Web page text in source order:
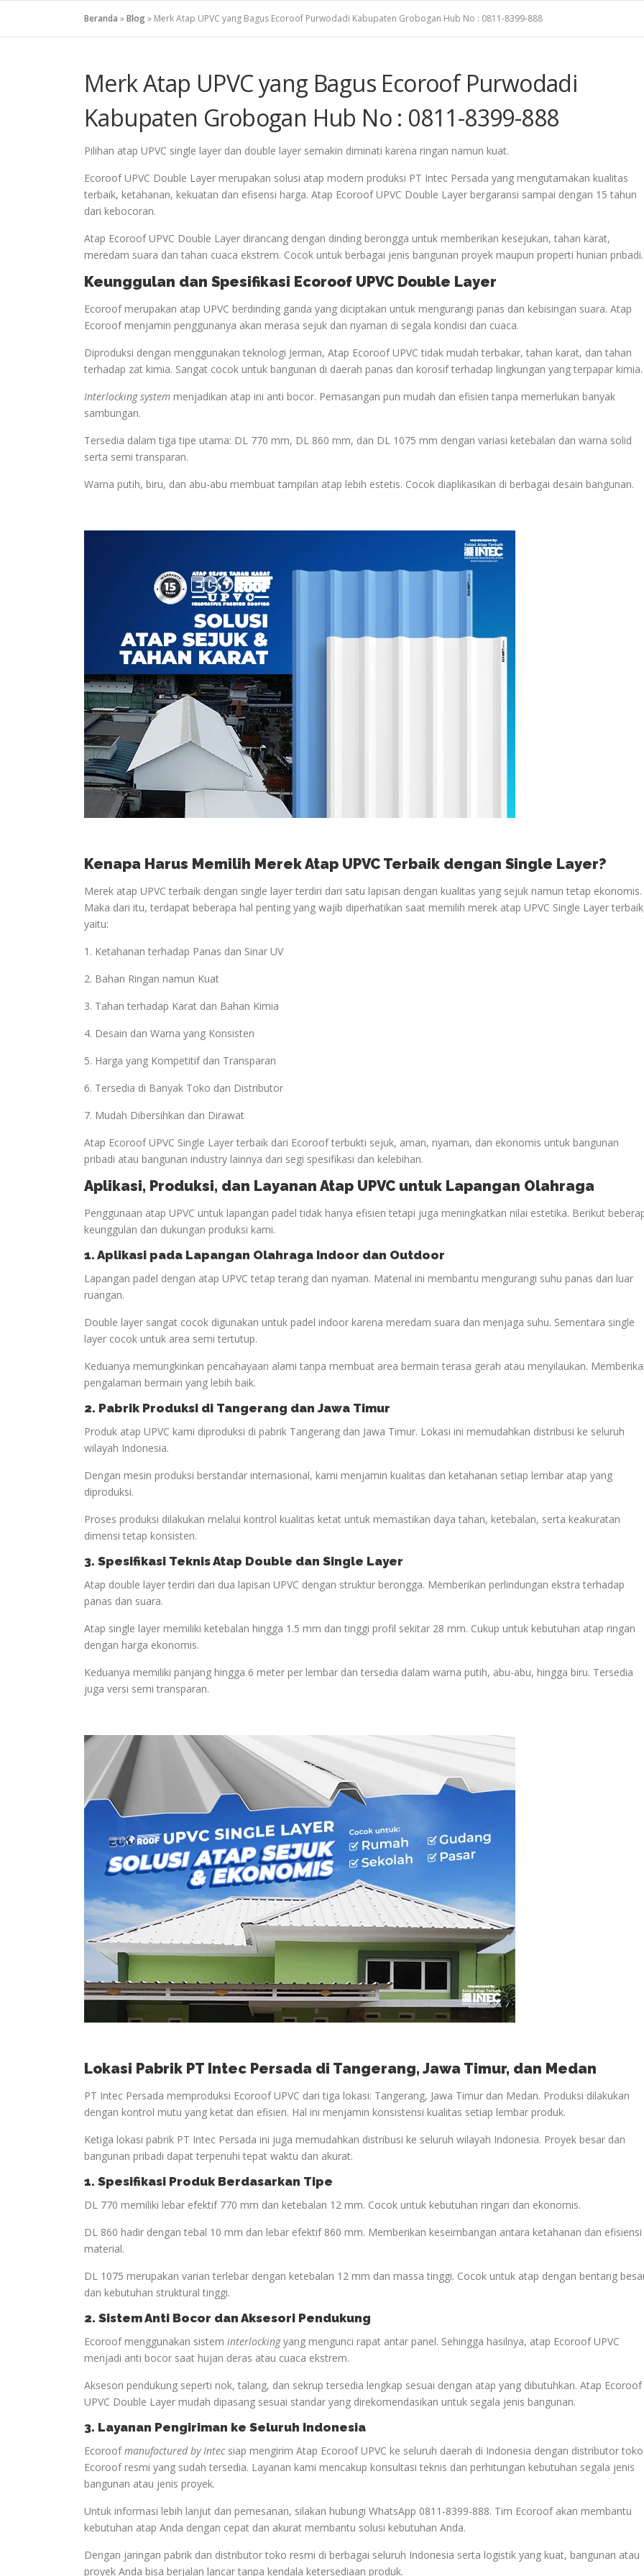
Beranda »Blog» Merk Atap UPVC yang Bagus Ecoroof Purwodadi Kabupaten Grobogan Hub No : 0811-8399-888
Merk Atap UPVC yang Bagus Ecoroof Purwodadi
Kabupaten Grobogan Hub No : 0811-8399-888
Pilihan atap UPVC single layer dan double layer semakin diminati karena ringan namun kuat.
Ecoroof UPVC Double Layer merupakan solusi atap modern produksi PT Intec Persada yang mengutamakan kualitas
terbaik, ketahanan, kekuatan dan efisensi harga. Atap Ecoroof UPVC Double Layer bergaransi sampai dengan 15 tahun
dari kebocoran.
Atap Ecoroof UPVC Double Layer dirancang dengan dinding berongga untuk memberikan kesejukan, tahan karat,
meredam suara dan tahan cuaca ekstrem. Cocok untuk berbagai jenis bangunan proyek maupun properti hunian pribadi.
Keunggulan dan Spesifikasi Ecoroof UPVC Double Layer
Ecoroof merupakan atap UPVC berdinding ganda yang diciptakan untuk mengurangi panas dan kebisingan suara. Atap
Ecoroof menjamin penggunanya akan merasa sejuk dan nyaman di segala kondisi dan cuaca.
Diproduksi dengan menggunakan teknologi Jerman, Atap Ecoroof UPVC tidak mudah terbakar, tahan karat, dan tahan
terhadap zat kimia. Sangat cocok untuk bangunan di daerah panas dan korosif terhadap lingkungan yang terpapar kimia.
Interlocking system menjadikan atap ini anti bocor. Pemasangan pun mudah dan efisien tanpa memerlukan banyak
sambungan.
Tersedia dalam tiga tipe utama: DL 770 mm, DL 860 mm, dan DL 1075 mm dengan variasi ketebalan dan warna solid
serta semi transparan.
Warna putih, biru, dan abu-abu membuat tampilan atap lebih estetis. Cocok diaplikasikan di berbagai desain bangunan.
Kenapa Harus Memilih Merek Atap UPVC Terbaik dengan Single Layer?
Merek atap UPVC terbaik dengan single layer terdiri dari satu lapisan dengan kualitas yang sejuk namun tetap ekonomis.
Maka dari itu, terdapat beberapa hal penting yang wajib diperhatikan saat memilih merek atap UPVC Single Layer
yaitu:
1. Ketahanan terhadap Panas dan Sinar UV
2. Bahan Ringan namun Kuat
3. Tahan terhadap Karat dan Bahan Kimia
4. Desain dan Warna yang Konsisten
5. Harga yang Kompetitif dan Transparan
6. Tersedia di Banyak Toko dan Distributor
7. Mudah Dibersihkan dan Dirawat
Atap Ecoroof UPVC Single Layer terbaik dari Ecoroof terbukti sejuk, aman, nyaman, dan ekonomis untuk bangunan
pribadi atau bangunan industry lainnya dari segi spesifikasi dan kelebihan.
Aplikasi, Produksi, dan Layanan Atap UPVC untuk Lapangan Olahraga
Penggunaan atap UPVC untuk lapangan padel tidak hanya efisien tetapi juga meningkatkan nilai estetika. Berikut
keunggulan dan dukungan produksi kami.
1. Aplikasi pada Lapangan Olahraga Indoor dan Outdoor
Lapangan padel dengan atap UPVC tetap terang dan nyaman. Material ini membantu mengurangi suhu panas dari luar
ruangan.
Double layer sangat cocok digunakan untuk padel indoor karena meredam suara dan menjaga suhu. Sementara single
layer cocok untuk area semi tertutup.
Keduanya memungkinkan pencahayaan alami tanpa membuat area bermain terasa gerah atau menyilaukan.
pengalaman bermain yang lebih baik.
2. Pabrik Produksi di Tangerang dan Jawa Timur
Produk atap UPVC kami diproduksi di pabrik Tangerang dan Jawa Timur. Lokasi ini memudahkan distribusi ke seluruh
wilayah Indonesia.
Dengan mesin produksi berstandar internasional, kami menjamin kualitas dan ketahanan setiap lembar atap yang
diproduksi.
Proses produksi dilakukan melalui kontrol kualitas ketat untuk memastikan daya tahan, ketebalan, serta keakuratan
dimensi tetap konsisten.
3. Spesifikasi Teknis Atap Double dan Single Layer
Atap double layer terdiri dari dua lapisan UPVC dengan struktur berongga. Memberikan perlindungan ekstra terhadap
panas dan suara.
Atap single layer memiliki ketebalan hingga 1.5 mm dan tinggi profil sekitar 28 mm. Cukup untuk kebutuhan atap ringan
dengan harga ekonomis.
Keduanya memiliki panjang hingga 6 meter per lembar dan tersedia dalam warna putih, abu-abu, hingga biru. Tersedia
juga versi semi transparan.
Lokasi Pabrik PT Intec Persada di Tangerang, Jawa Timur, dan Medan
PT Intec Persada memproduksi Ecoroof UPVC dari tiga lokasi: Tangerang, Jawa Timur dan Medan. Produksi dilakukan
dengan kontrol mutu yang ketat dan efisien. Hal ini menjamin konsistensi kualitas setiap lembar produk.
Ketiga lokasi pabrik PT Intec Persada ini juga memudahkan distribusi ke seluruh wilayah Indonesia. Proyek besar dan
bangunan pribadi dapat terpenuhi tepat waktu dan akurat.
1. Spesifikasi Produk Berdasarkan Tipe
DL 770 memiliki lebar efektif 770 mm dan ketebalan 12 mm. Cocok untuk kebutuhan ringan dan ekonomis.
DL 860 hadir dengan tebal 10 mm dan lebar efektif 860 mm. Memberikan keseimbangan antara ketahanan dan efisiensi
material.
DL 1075 merupakan varian terlebar dengan ketebalan 12 mm dan massa tinggi. Cocok untuk atap dengan bentang
dan kebutuhan struktural tinggi.
2. Sistem Anti Bocor dan Aksesori Pendukung
Ecoroof menggunakan sistem interlockingyang mengunci rapat antar panel. Sehingga hasilnya, atap Ecoroof UPVC
menjadi anti bocor saat hujan deras atau cuaca ekstrem.
Aksesori pendukung seperti nok, talang, dan sekrup tersedia lengkap sesuai dengan atap yang dibutuhkan. Atap Ecoroof
UPVC Double Layer mudah dipasang sesuai standar yang direkomendasikan untuk segala jenis bangunan.
3. Layanan Pengiriman ke Seluruh Indonesia
Ecoroofmanufactured by Intecsiap mengirim Atap Ecoroof UPVC ke seluruh daerah di Indonesia dengan distributor toko
Ecoroof resmi yang sudah tersedia. Layanan kami mencakup konsultasi teknis dan perhitungan kebutuhan segala jenis
bangunan atau jenis proyek.
Untuk informasi lebih lanjut dan pemesanan, silakan hubungi WhatsApp 0811-8399-888. Tim Ecoroof akan membantu
kebutuhan atap Anda dengan cepat dan akurat membantu solusi kebutuhan Anda.
Dengan jaringan pabrik dan distributor toko resmi di berbagai seluruh Indonesia serta logistik yang kuat, bangunan atau
proyek Anda bisa berjalan lancar tanpa kendala ketersediaan produk.